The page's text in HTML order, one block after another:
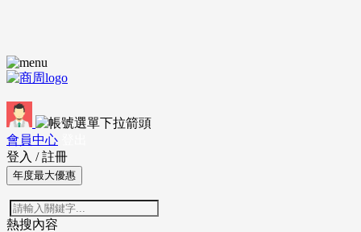
會員中心
登入 / 註冊
年度最大優惠
熱搜內容